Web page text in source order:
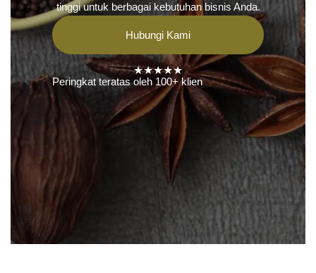
tinggi untuk berbagai kebutuhan bisnis Anda.
Hubungi Kami
★★★★★
Peringkat teratas oleh 100+ klien